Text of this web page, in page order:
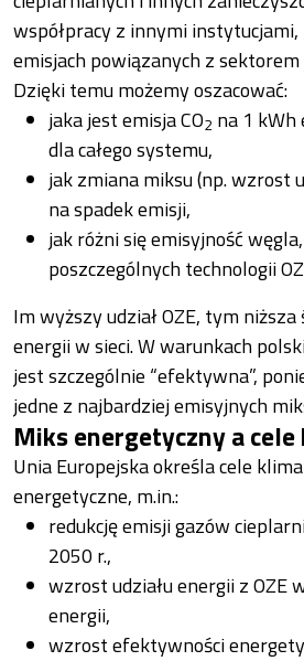
współpracy z innymi instytucjami,
emisjach powiązanych z
Dzięki temu możemy oszacować:
jaka jest emisja CO2 na 1
dla całego systemu,
jak zmiana miksu (np. wzrost
na spadek emisji,
jak różni się emisyjność
poszczególnych technologii
Im wyższy udział OZE, tym
energii w sieci. W warunkach
jest szczególnie “efektywna”,
jedne z najbardziej emisyjnych
Miks energetyczny a
Unia Europejska określa cele
energetyczne, m.in.:
redukcję emisji gazów
2050 r.,
wzrost udziału energii z OZE
energii,
wzrost efektywności